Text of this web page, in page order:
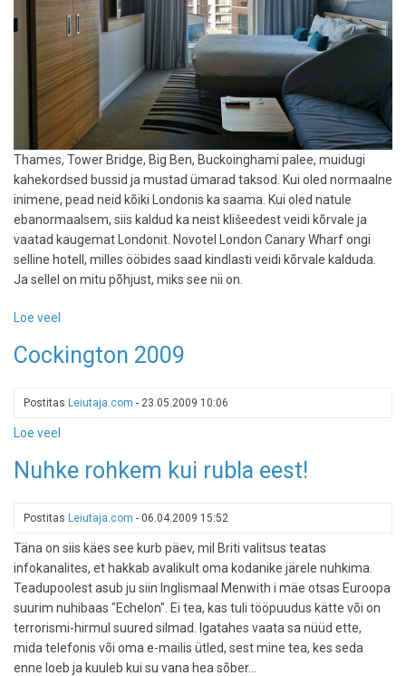
Thames, Tower Bridge, Big Ben, Buckoinghami palee, muidugi
kahekordsed bussid ja mustad ümarad taksod. Kui oled normaalne
inimene, pead neid kõiki Londonis ka saama. Kui oled natule
ebanormaalsem, siis kaldud ka neist klišeedest veidi kõrvale ja
vaatad kaugemat Londonit. Novotel London Canary Wharf ongi
selline hotell, milles ööbides saad kindlasti veidi kõrvale kalduda.
Ja sellel on mitu põhjust, miks see nii on.
Loe veel
Thames,
pistikud,
Novotel
Canary
Cockington 2009
Postitas Leiutaja.com - 23.05.2009 10:06
Loe veel
2009
Nuhke rohkem kui rubla eest!
Postitas Leiutaja.com - 06.04.2009 15:52
Täna on siis käes see kurb päev, mil Briti valitsus teatas
infokanalites, et hakkab avalikult oma kodanike järele nuhkima.
Teadupoolest asub ju siin Inglismaal Menwith i mäe otsas Euroopa
suurim nuhibaas "Echelon". Ei tea, kas tuli tööpuudus kätte või on
terrorismi-hirmul suured silmad. Igatahes vaata sa nüüd ette,
mida telefonis või oma e-mailis ütled, sest mine tea, kes seda
enne loeb ja kuuleb kui su vana hea sõber...